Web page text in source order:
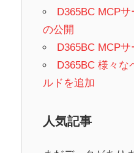
D365BC MCP
の公開
D365BC MCP
D365BC 様々な
ルドを追加
人気記事